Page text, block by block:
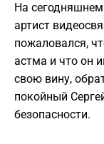
На
артист
пожаловался,
астма и что он
свою вину,
покойный
безопасности.